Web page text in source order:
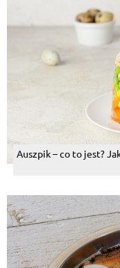
składników,
jest z
herbatnikach
był to po
Zamiast
orzechowego.
3 bit w wersji
roślinnym,
mają w
masy
śmietankę (lub
gorzką
na cienkim
czekoladà,
Auszpik – co to jest?